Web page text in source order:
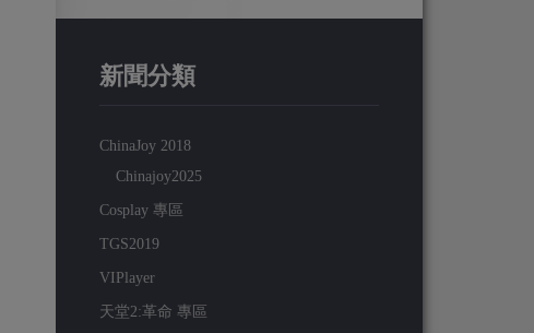
新聞分類
ChinaJoy 2018
Chinajoy2025
Cosplay 專區
TGS2019
VIPlayer
天堂2:革命 專區